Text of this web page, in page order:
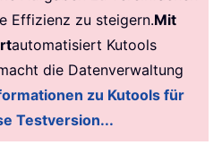
Effizienz zu steigern.Mit
automatisiert Kutools
die Datenverwaltung
zu Kutools für
Testversion...